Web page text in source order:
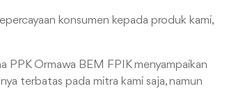
konsumen kepada produk kami,
PPK Ormawa BEM FPIK menyampaikan
terbatas pada mitra kami saja, namun